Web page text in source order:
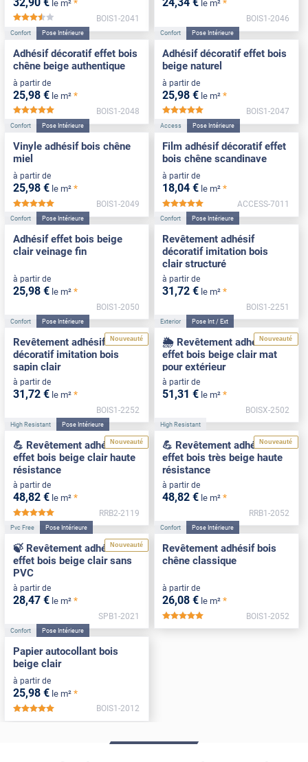
32,90 € le m² *
*****
BOIS1-2041
24,34 € le m² *
BOIS1-2046
Confort Pose Intérieure
Adhésif décoratif effet bois
chêne beige authentique
à partir de
25,98 € le m² *
*****
BOIS1-2048
Confort Pose Intérieure
Adhésif décoratif effet bois
beige naturel
à partir de
25,98 € le m² *
BOIS1-2047
Confort Pose Intérieure
Vinyle adhésif bois chêne
miel
à partir de
25,98 € le m² *
*****
BOIS1-2049
Access Pose Intérieure
Film adhésif décoratif effet
bois chêne scandinave
à partir de
18,04 € le m² *
ACCESS-7011
Confort Pose Intérieure
Adhésif effet bois beige
clair veinage fin
à partir de
25,98 € le m² *
BOIS1-2050
Confort Pose Intérieure
Revêtement adhésif
décoratif imitation bois
clair structuré
à partir de
31,72 € le m² *
BOIS1-2251
Nouveauté
Confort Pose Intérieure
Revêtement adhésif
décoratif imitation bois
sapin clair
à partir de
31,72 € le m² *
BOIS1-2252
Nouveauté
Exterior Pose Int / Ext
🌦️ Revêtement adhésif
effet bois beige clair mat
pour extérieur
à partir de
51,31 € le m² *
BOISX-2502
Nouveauté
High Resistant Pose Intérieure
💪 Revêtement adhésif
effet bois beige clair haute
résistance
à partir de
48,82 € le m² *
*****
RRB2-2119
Nouveauté
High Resistant
💪 Revêtement adhésif
effet bois très beige haute
résistance
à partir de
48,82 € le m² *
RRB1-2052
Nouveauté
Pvc Free Pose Intérieure
🍃 Revêtement adhésif
effet bois beige clair sans
PVC
à partir de
28,47 € le m² *
SPB1-2021
Confort Pose Intérieure
Revêtement adhésif bois
chêne classique
à partir de
26,08 € le m² *
BOIS1-2052
Confort Pose Intérieure
Papier autocollant bois
beige clair
à partir de
25,98 € le m² *
*****
BOIS1-2012